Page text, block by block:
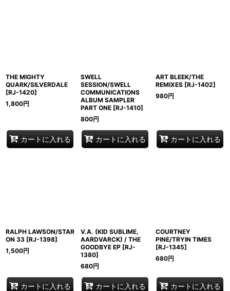
THE MIGHTY
QUARK/SILVERDALE
[RJ-1420]
1,800円
カートに入れる
SWELL
SESSION/SWELL
COMMUNICATIONS
ALBUM SAMPLER
PART ONE [RJ-1410]
800円
カートに入れる
ART BLEEK/THE
REMIXES [RJ-1402]
980円
カートに入れる
RALPH LAWSON/STAR
ON 33 [RJ-1398]
1,500円
カートに入れる
V.A. (KID SUBLIME,
AARDVARCK) / THE
GOODBYE EP [RJ-
1380]
680円
カートに入れる
COURTNEY
PINE/TRYIN TIMES
[RJ-1345]
680円
カートに入れる